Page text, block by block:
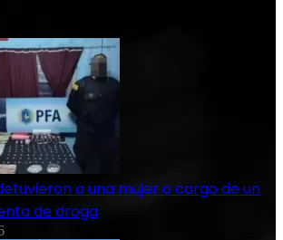
a una mujer a cargo de un
de droga